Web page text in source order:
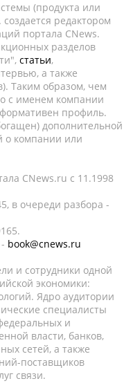
(продукта или
редактором
портала CNews.
разделов
статьи,
а также
Таким образом, чем
с именем компании
профиль.
дополнительной
о компании или
CNews.ru c 11.1998
в очереди разбора -
book@cnews.ru
и сотрудники одной
экономики:
Ядро аудитории
специалисты
и
власти, банков,
сетей, а также
поставщиков
связи.